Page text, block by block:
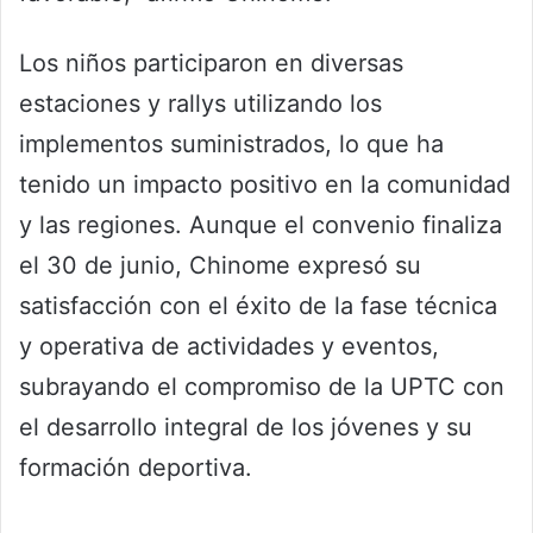
Los niños participaron en diversas
estaciones y rallys utilizando los
implementos suministrados, lo que ha
tenido un impacto positivo en la comunidad
y las regiones. Aunque el convenio finaliza
el 30 de junio, Chinome expresó su
satisfacción con el éxito de la fase técnica
y operativa de actividades y eventos,
subrayando el compromiso de la UPTC con
el desarrollo integral de los jóvenes y su
formación deportiva.